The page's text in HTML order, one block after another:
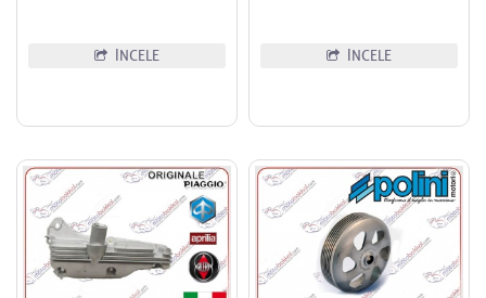
İNCELE İNCELE